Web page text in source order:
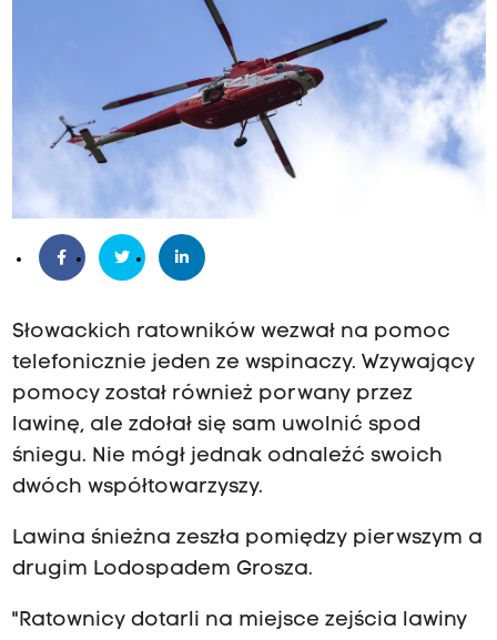
Słowackich ratowników wezwał na pomoc
telefonicznie jeden ze wspinaczy. Wzywający
pomocy został również porwany przez
lawinę, ale zdołał się sam uwolnić spod
śniegu. Nie mógł jednak odnaleźć swoich
dwóch współtowarzyszy.
Lawina śnieżna zeszła pomiędzy pierwszym a
drugim Lodospadem Grosza.
"Ratownicy dotarli na miejsce zejścia lawiny